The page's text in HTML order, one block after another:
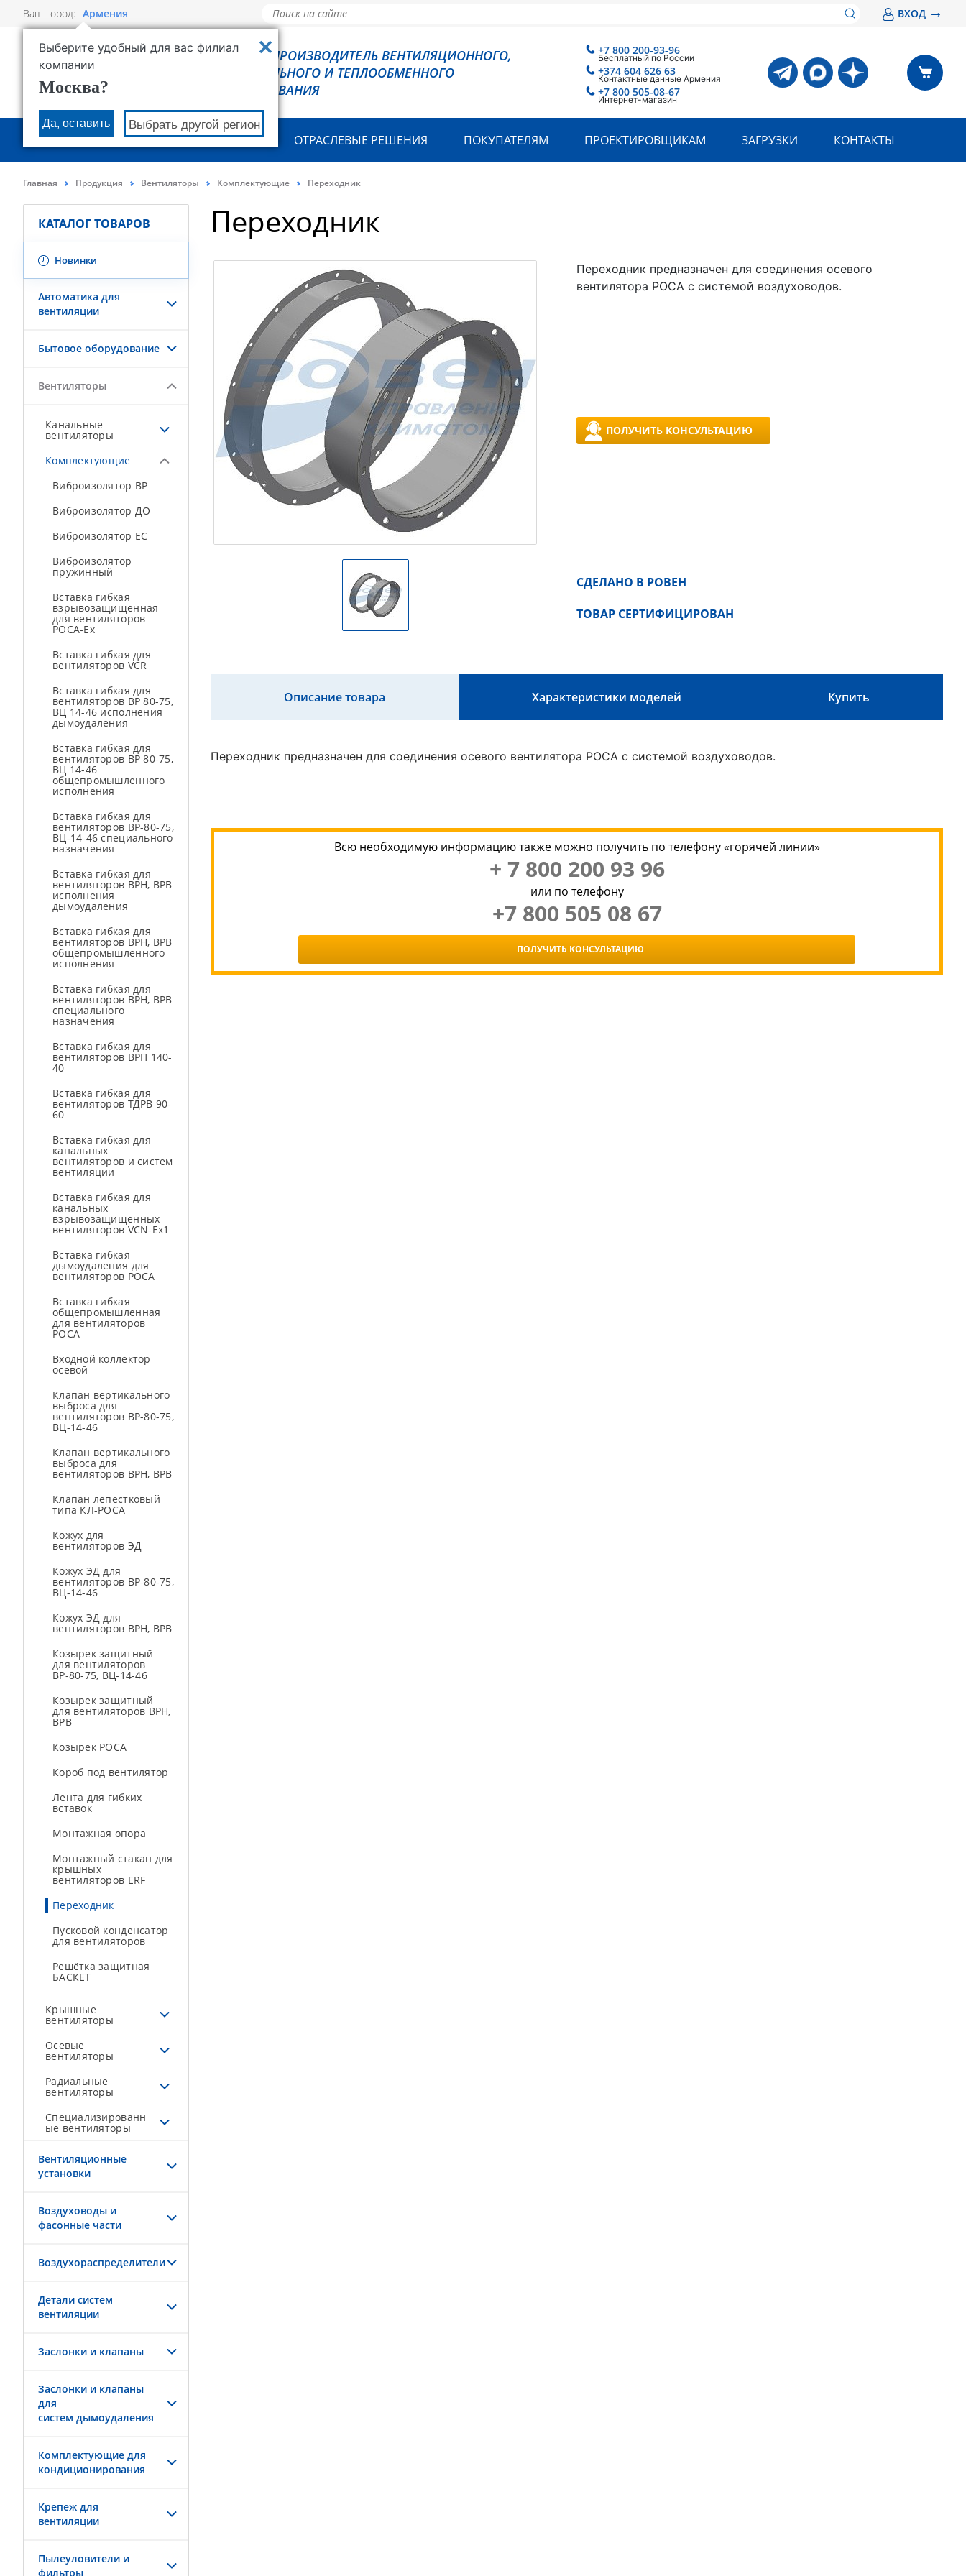
Ваш город: Армения
Выберите удобный для вас филиал
компании
Москва?
Да, оставить Выбрать другой регион
ВХОД →
РОВЕН - ПРОИЗВОДИТЕЛЬ ВЕНТИЛЯЦИОННОГО,
ХОЛОДИЛЬНОГО И ТЕПЛООБМЕННОГО
ОБОРУДОВАНИЯ
+7 800 200-93-96
Бесплатный по России
+7 800 505-08-67
Интернет-магазин
+374 604 626 63
Контактные данные Армения
О КОМПАНИИ ПРОДУКЦИЯ ОТРАСЛЕВЫЕ РЕШЕНИЯ ПОКУПАТЕЛЯМ ПРОЕКТИРОВЩИКАМ ЗАГРУЗКИ КОНТАКТЫ
Главная Продукция Вентиляторы Комплектующие Переходник
КАТАЛОГ ТОВАРОВ
Новинки
Автоматика для
вентиляции
Бытовое оборудование
Вентиляторы
Канальные
вентиляторы
Комплектующие
Виброизолятор ВР
Виброизолятор ДО
Виброизолятор ЕС
Виброизолятор
пружинный
Вставка гибкая
взрывозащищенная
для вентиляторов
РОСА-Ex
Вставка гибкая для
вентиляторов VCR
Вставка гибкая для
вентиляторов ВР 80-75,
ВЦ 14-46 исполнения
дымоудаления
Вставка гибкая для
вентиляторов ВР 80-75,
ВЦ 14-46
общепромышленного
исполнения
Вставка гибкая для
вентиляторов ВР-80-75,
ВЦ-14-46 специального
назначения
Вставка гибкая для
вентиляторов ВРН, ВРВ
исполнения
дымоудаления
Вставка гибкая для
вентиляторов ВРН, ВРВ
общепромышленного
исполнения
Вставка гибкая для
вентиляторов ВРН, ВРВ
специального
назначения
Вставка гибкая для
вентиляторов ВРП 140-
40
Вставка гибкая для
вентиляторов ТДРВ 90-
60
Вставка гибкая для
канальных
вентиляторов и систем
вентиляции
Вставка гибкая для
канальных
взрывозащищенных
вентиляторов VCN-Ex1
Вставка гибкая
дымоудаления для
вентиляторов РОСА
Вставка гибкая
общепромышленная
для вентиляторов
РОСА
Входной коллектор
осевой
Клапан вертикального
выброса для
вентиляторов ВР-80-75,
ВЦ-14-46
Клапан вертикального
выброса для
вентиляторов ВРН, ВРВ
Клапан лепестковый
типа КЛ-РОСА
Кожух для
вентиляторов ЭД
Кожух ЭД для
вентиляторов ВР-80-75,
ВЦ-14-46
Кожух ЭД для
вентиляторов ВРН, ВРВ
Козырек защитный
для вентиляторов
ВР-80-75, ВЦ-14-46
Козырек защитный
для вентиляторов ВРН,
ВРВ
Козырек РОСА
Короб под вентилятор
Лента для гибких
вставок
Монтажная опора
Монтажный стакан для
крышных
вентиляторов ERF
Переходник
Пусковой конденсатор
для вентиляторов
Решётка защитная
БАСКЕТ
Крышные
вентиляторы
Осевые
вентиляторы
Радиальные
вентиляторы
Специализированн
ые вентиляторы
Вентиляционные
установки
Воздуховоды и
фасонные части
Воздухораспределители
Детали систем
вентиляции
Заслонки и клапаны
Заслонки и клапаны
для
систем дымоудаления
Комплектующие для
кондиционирования
Крепеж для
вентиляции
Пылеуловители и
фильтры
Переходник
Переходник предназначен для соединения осевого
вентилятора РОСА с системой воздуховодов.
ПОЛУЧИТЬ КОНСУЛЬТАЦИЮ
СДЕЛАНО В РОВЕН
ТОВАР СЕРТИФИЦИРОВАН
Описание товара Характеристики моделей Купить
Переходник предназначен для соединения осевого вентилятора РОСА с системой воздуховодов.
Всю необходимую информацию также можно получить по телефону «горячей линии»
+ 7 800 200 93 96
или по телефону
+7 800 505 08 67
ПОЛУЧИТЬ КОНСУЛЬТАЦИЮ